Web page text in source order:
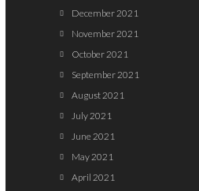
December 2021
November 2021
October 2021
September 2021
August 2021
July 2021
June 2021
May 2021
April 2021